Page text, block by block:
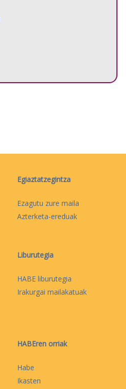
Egiaztatzegintza
Ezagutu zure maila
Azterketa-ereduak
Liburutegia
HABE liburutegia
Irakurgai mailakatuak
HABEren orriak
Habe
Ikasten